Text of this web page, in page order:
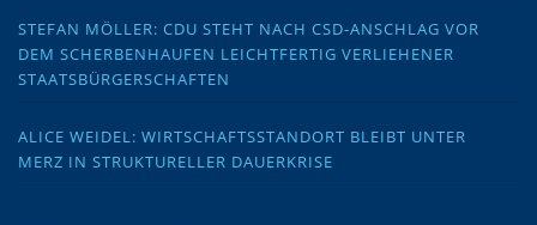
STEFAN MÖLLER: CDU STEHT NACH CSD-ANSCHLAG VOR
DEM SCHERBENHAUFEN LEICHTFERTIG VERLIEHENER
STAATSBÜRGERSCHAFTEN
ALICE WEIDEL: WIRTSCHAFTSSTANDORT BLEIBT UNTER
MERZ IN STRUKTURELLER DAUERKRISE